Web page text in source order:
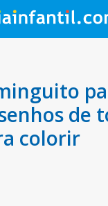
de
colorir